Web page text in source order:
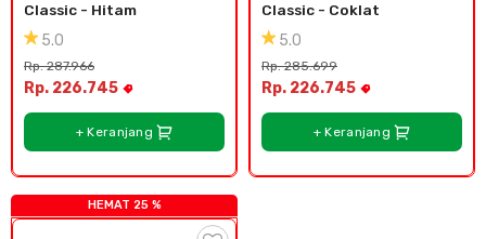
Classic - Hitam
5.0
Rp. 287.966
Rp. 226.745
+ Keranjang
Classic - Coklat
5.0
Rp. 285.699
Rp. 226.745
+ Keranjang
HEMAT 25 %